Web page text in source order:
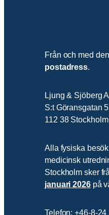
Från och med
postadress.
Ljung & Sjöberg
S:t Göransgatan
112 38 Stockholm
Alla fysiska
medicinsk
Stockholm sker
januari 2026på
Telefon: +46-8-24